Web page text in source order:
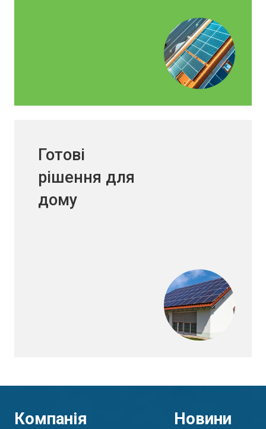
Готові
рішення для
дому
Компанія Новини